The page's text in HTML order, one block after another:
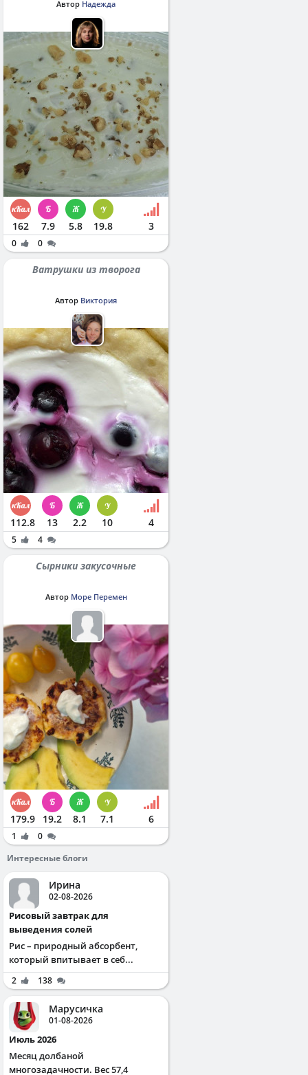
Автор Надежда
162 7.9 5.8 19.8 3
0 0
Ватрушки из творога
Автор Виктория
112.8 13 2.2 10 4
5 4
Сырники закусочные
Автор Море Перемен
179.9 19.2 8.1 7.1 6
1
0
Интересные блоги
Ирина
02-08-2026
Рисовый завтрак для
выведения солей
Рис – природный абсорбент,
который впитывает в себ...
2 138
Марусичка
01-08-2026
Июль 2026
Месяц долбаной
многозадачности. Вес 57,4